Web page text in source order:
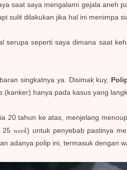
saat saya mengalami gejala aneh
sulit dilakukan jika hal ini menimpa
seperti saya dimana saat
singkatnya ya. Disimak kuy,
hanya pada kasus yang
20 tahun ke atas, menjelang
25 week) untuk penyebab pastinya
adanya polip ini, termasuk dengan